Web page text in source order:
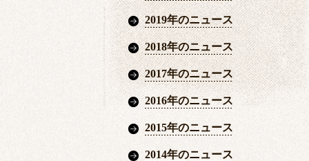
2019年のニュース
2018年のニュース
2017年のニュース
2016年のニュース
2015年のニュース
2014年のニュース